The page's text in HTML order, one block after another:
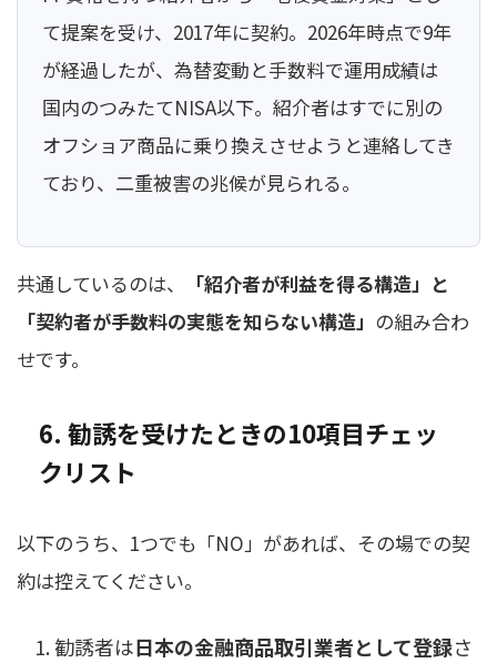
て提案を受け、2017年に契約。2026年時点で9年
が経過したが、為替変動と手数料で運用成績は
国内のつみたてNISA以下。紹介者はすでに別の
オフショア商品に乗り換えさせようと連絡してき
ており、二重被害の兆候が見られる。
共通しているのは、
「紹介者が利益を得る構造」と
「契約者が手数料の実態を知らない構造」 の組み合わ
せです。
6. 勧誘を受けたときの10項目チェッ
クリスト
以下のうち、1つでも「NO」があれば、その場での契
約は控えてください。
勧誘者は日本の金融商品取引業者として登録さ